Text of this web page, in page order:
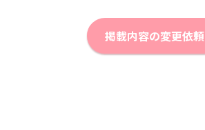
掲載内容の変更依頼